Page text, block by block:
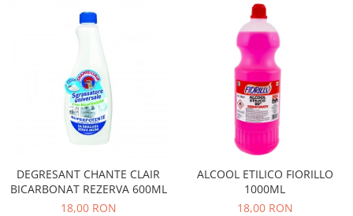
DEGRESANT CHANTE CLAIR
BICARBONAT REZERVA 600ML
18,00 RON
ALCOOL ETILICO FIORILLO
1000ML
18,00 RON